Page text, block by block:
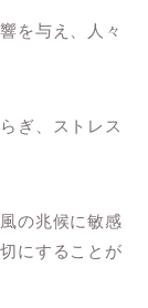
を与え、人々
ぎ、ストレス
の兆候に敏感
にすることが